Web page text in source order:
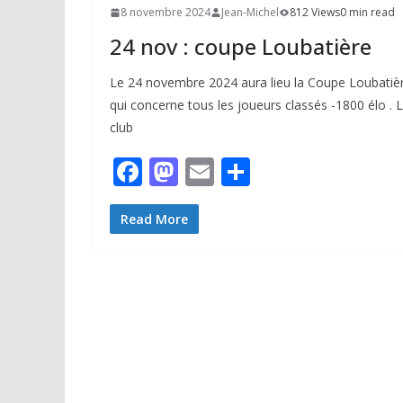
8 novembre 2024 Jean-Michel 812 Views0 min read
24 nov : coupe Loubatière
Le 24 novembre 2024 aura lieu la Coupe
qui concerne tous les joueurs classés -1800 élo .
club
F
ac
e
M
as
to
E
Read More